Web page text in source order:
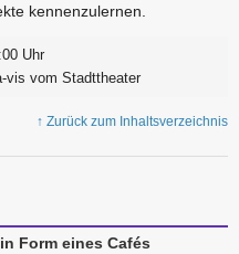
kennenzulernen.
Uhr
vis vom Stadttheater
↑ Zurück zum Inhaltsverzeichnis
Form eines Cafés